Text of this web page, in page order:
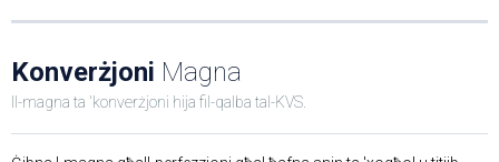
Konverżjoni Magna
Il-magna ta 'konverżjoni hija fil-qalba tal-KVS.